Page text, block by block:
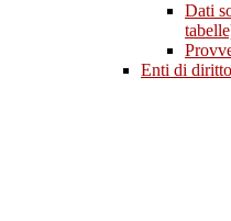
Dati
Enti di